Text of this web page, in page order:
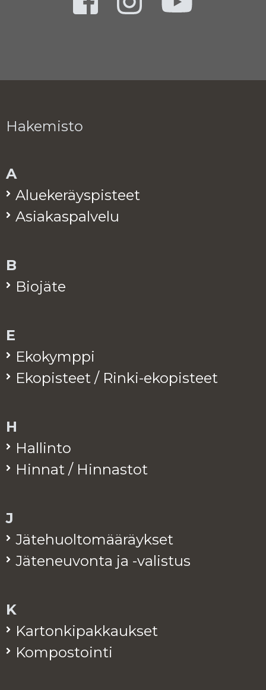
Hakemisto
A
Alue­ke­räys­pis­teet
Asia­kas­pal­ve­lu
B
Bio­jä­te
E
Eko­kymp­pi
Eko­pis­teet / Rinki-eko­pis­teet
H
Hal­lin­to
Hin­nat / Hin­nas­tot
J
Jä­te­huol­to­mää­räyk­set
Jä­te­neu­von­ta ja -va­lis­tus
K
Kar­ton­ki­pak­kauk­set
Kom­pos­toin­ti